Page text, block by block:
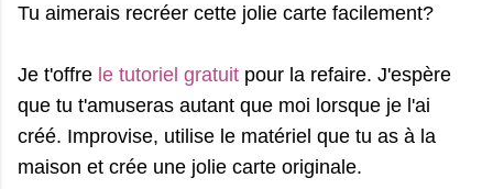
Tu aimerais recréer cette jolie carte facilement?
Je t'offre le tutoriel gratuit pour la refaire. J'espère
que tu t'amuseras autant que moi lorsque je l'ai
créé. Improvise, utilise le matériel que tu as à la
maison et crée une jolie carte originale.